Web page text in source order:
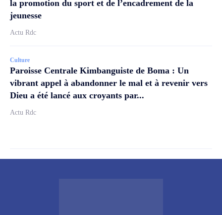
la promotion du sport et de l’encadrement de la
jeunesse
Actu Rdc
Culture
Paroisse Centrale Kimbanguiste de Boma : Un
vibrant appel à abandonner le mal et à revenir vers
Dieu a été lancé aux croyants par...
Actu Rdc